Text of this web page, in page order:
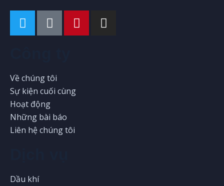
Về chúng tôi
Sự kiện cuối cùng
Hoạt động
Những bài báo
Liên hệ chúng tôi
Dầu khí